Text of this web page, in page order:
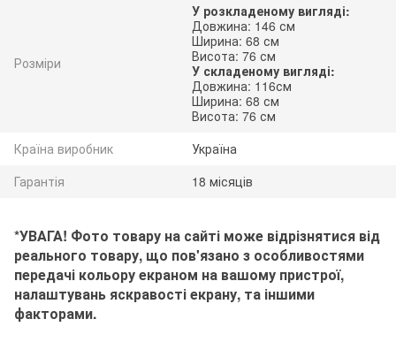
Розміри
У розкладеному вигляді:
Довжина: 146 см
Ширина: 68 см
Висота: 76 см
У складеному вигляді:
Довжина: 116см
Ширина: 68 см
Висота: 76 см
Країна виробник
Україна
Гарантія
18 місяців
*УВАГА! Фото товару на сайті може відрізнятися від
реального товару, що пов'язано з особливостями
передачі кольору екраном на вашому пристрої,
налаштувань яскравості екрану, та іншими
факторами.